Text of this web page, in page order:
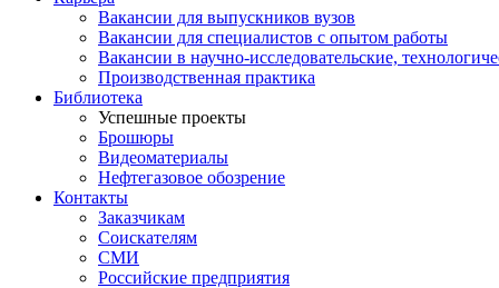
Вакансии для выпускников вузов
Вакансии для специалистов с опытом работы
Вакансии в научно-исследовательские,
Производственная практика
Библиотека
Успешные проекты
Брошюры
Видеоматериалы
Нефтегазовое обозрение
Контакты
Заказчикам
Соискателям
СМИ
Российские предприятия